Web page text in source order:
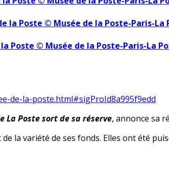
la Poste © Musée de la Poste-Paris-La
Poste © Musée de la Poste-Paris-La
de-la-poste.html#sigProId8a995f9edd
La Poste sort de sa réserve, annonce sa
la variété de ses fonds. Elles ont été